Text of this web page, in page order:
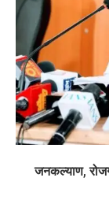
जनकल्याण,